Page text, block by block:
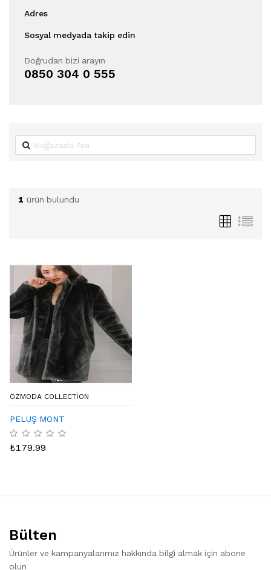
Adres
Sosyal medyada takip edin
Doğrudan bizi arayın
0850 304 0 555
1 ürün bulundu
ÖZMODA COLLECTİON
PELUŞ MONT
₺179.99
Bülten
Ürünler ve kampanyalarımız hakkında bilgi almak için abone
olun